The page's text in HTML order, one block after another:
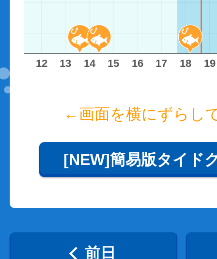
12 13 14 15 16 17 18 19
←画面を横にずらし
[NEW]簡易版タイド
前日